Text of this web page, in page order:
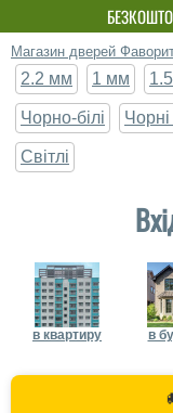
ВЛАСНЕ
Магазин дверей
2.2 мм 1 мм
Чорно-білі Чорні
Світлі
в квартиру в